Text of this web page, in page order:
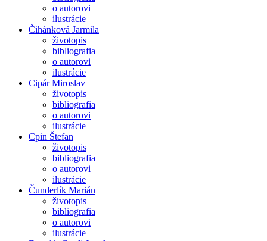
o autorovi
ilustrácie
Čihánková Jarmila
životopis
bibliografia
o autorovi
ilustrácie
Cipár Miroslav
životopis
bibliografia
o autorovi
ilustrácie
Cpin Štefan
životopis
bibliografia
o autorovi
ilustrácie
Čunderlík Marián
životopis
bibliografia
o autorovi
ilustrácie